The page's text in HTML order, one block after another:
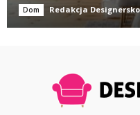
Dom Redakcja